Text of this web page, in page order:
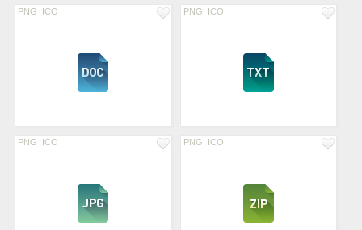
PNG ICO PNG ICO
PNG ICO PNG ICO